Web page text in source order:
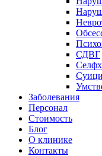
СДВГ
Заболевания
Персонал
Стоимость
Блог
О клинике
Контакты